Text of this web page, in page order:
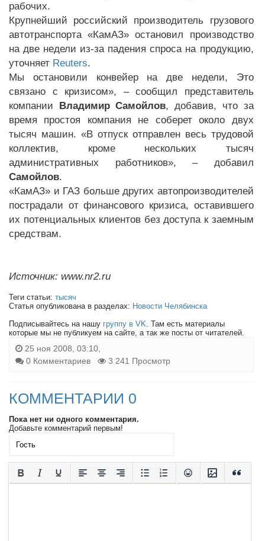
рабочих.
Крупнейший российский производитель грузового
автотранспорта «КамАЗ» остановил производство
на две недели из-за падения спроса на продукцию,
уточняет Reuters.
Мы остановили конвейер на две недели, Это
связано с кризисом», – сообщил представитель
компании Владимир Самойлов, добавив, что за
время простоя компания не соберет около двух
тысяч машин. «В отпуск отправлен весь трудовой
коллектив, кроме нескольких тысяч
административных работников», – добавил
Самойлов.
«КамАЗ» и ГАЗ больше других автопроизводителей
пострадали от финансового кризиса, оставившего
их потенциальных клиентов без доступа к заемным
средствам.
Источник: www.nr2.ru
Теги статьи: тысяч
Статья опубликована в разделах: Новости Челябинска
Подписывайтесь на нашу группу в VK. Там есть материалы
которые мы не публикуем на сайте, а так же посты от читателей.
25 ноя 2008, 03:10,
0 Комментариев
3 241 Просмотр
КОММЕНТАРИИ 0
Пока нет ни одного комментария.
Добавьте комментарий первым!